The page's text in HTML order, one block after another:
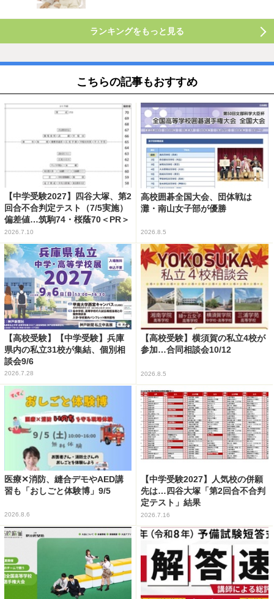
ランキングをもっと見る
こちらの記事もおすすめ
【中学受験2027】四谷大塚、第2
回合不合判定テスト（7/5実施）
偏差値…筑駒74・桜蔭70＜PR＞
2026.7.10
高校囲碁全国大会、団体戦は
灘・南山女子部が優勝
2026.8.5
【高校受験】【中学受験】兵庫
県内の私立31校が集結、個別相
談会9/6
2026.7.28
【高校受験】横須賀の私立4校が
参加…合同相談会10/12
2026.8.5
医療✕消防、縫合デモやAED講
習も「おしごと体験博」9/5
2026.8.6
【中学受験2027】人気校の併願
先は…四谷大塚「第2回合不合判
定テスト」結果
2026.7.16